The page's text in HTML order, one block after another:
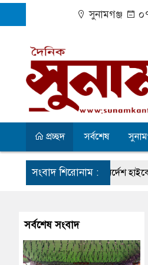
সুনামগঞ্জ
প্রচ্ছদ সর্বশেষ
সংবাদ শিরোনাম :
নিশ্চিতের নির্দেশ হাইকোর্টের
সব অভিযোগ প্রত্যাখ্যান
সদর উপজেলা পরিষদের সম্প্রসারিত
সর্বশেষ সংবাদ